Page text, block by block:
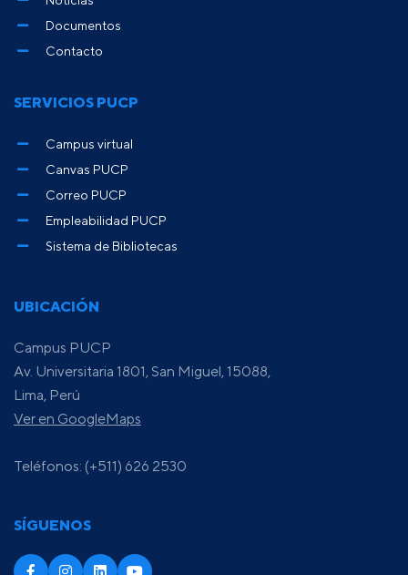
UBICACIÓN
Campus PUCP
Av. Universitaria 1801, San Miguel, 15088,
Lima, Perú
Ver en GoogleMaps
Teléfonos: (+511) 626 2530
SÍGUENOS
Documentos
Contacto
SERVICIOS PUCP
Campus virtual
Canvas PUCP
Correo PUCP
Empleabilidad PUCP
Sistema de Bibliotecas